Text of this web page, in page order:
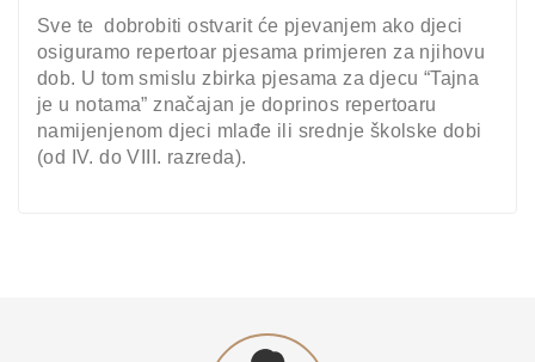
Sve te dobrobiti ostvarit će pjevanjem ako djeci
osiguramo repertoar pjesama primjeren za njihovu
dob. U tom smislu zbirka pjesama za djecu “Tajna
je u notama” značajan je doprinos repertoaru
namijenjenom djeci mlađe ili srednje školske dobi
(od IV. do VIII. razreda).